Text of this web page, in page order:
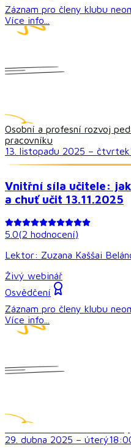
Záznam pro členy klubu
Více info...
Osobní a profesní rozvoj
pracovníku
13. listopadu 2025 – čtvrtek
Vnitřní síla učitele:
a chuť učit 13.11.2025
5.0(2 hodnocení)
Lektor: Zuzana Kaššai
Živý webinář
Osvědčení
Záznam pro členy klubu
Více info...
29. dubna 2025 – úterý